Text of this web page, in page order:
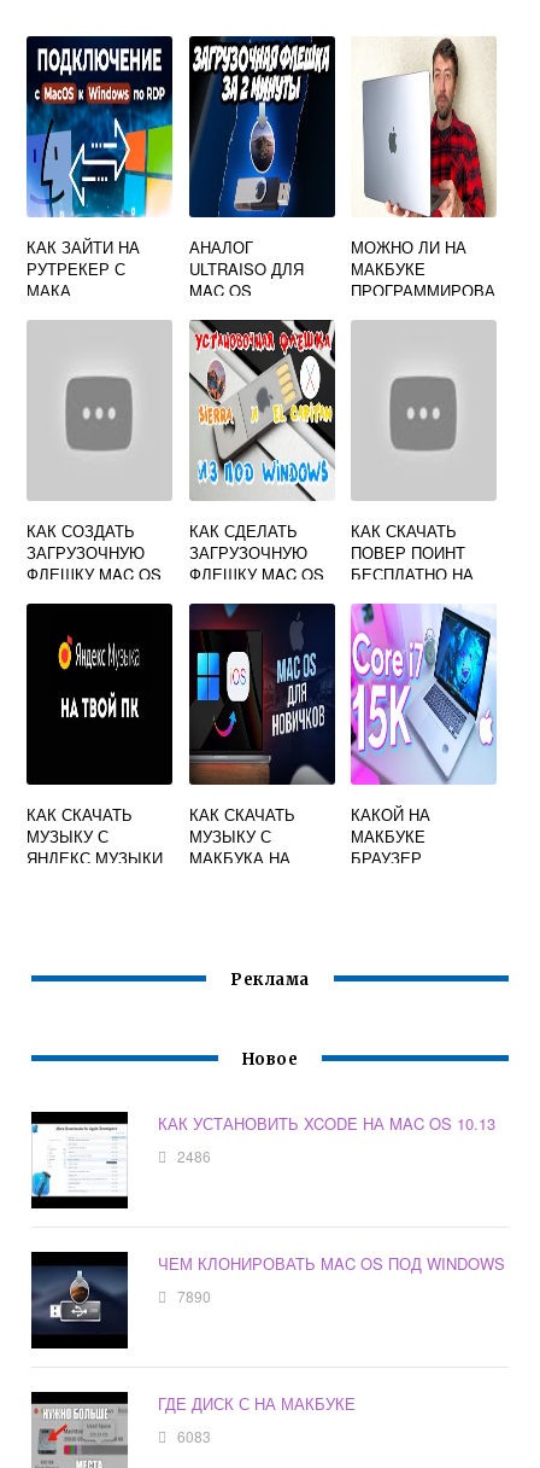
КАК ЗАЙТИ НА
РУТРЕКЕР С
МАКА
АНАЛОГ
ULTRAISO ДЛЯ
MAC OS
МОЖНО ЛИ НА
МАКБУКЕ
ПРОГРАММИРОВА
КАК СОЗДАТЬ
ЗАГРУЗОЧНУЮ
ФЛЕШКУ MAC OS
КАК СДЕЛАТЬ
ЗАГРУЗОЧНУЮ
ФЛЕШКУ MAC OS
КАК СКАЧАТЬ
ПОВЕР ПОИНТ
БЕСПЛАТНО НА
КАК СКАЧАТЬ
МУЗЫКУ С
ЯНДЕКС МУЗЫКИ
КАК СКАЧАТЬ
МУЗЫКУ С
МАКБУКА НА
КАКОЙ НА
МАКБУКЕ
БРАУЗЕР
Реклама
Новое
КАК УСТАНОВИТЬ XCODE НА MAC OS 10.13
2486
ЧЕМ КЛОНИРОВАТЬ MAC OS ПОД WINDOWS
7890
ГДЕ ДИСК С НА МАКБУКЕ
6083